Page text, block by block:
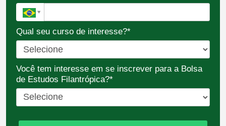
Qual seu curso de interesse?*
Você tem interesse em se inscrever para a Bolsa
de Estudos Filantrópica?*